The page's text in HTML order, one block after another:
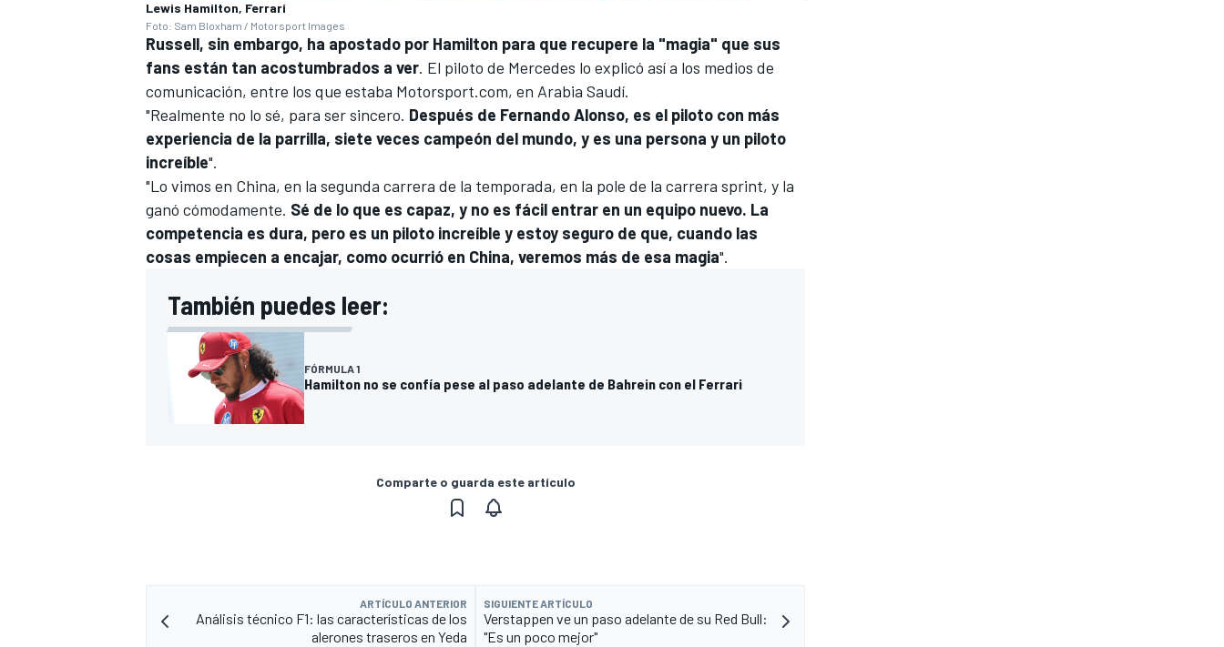
Lewis Hamilton, Ferrari
Foto: Sam Bloxham / Motorsport Images
Russell, sin embargo, ha apostado por Hamilton para que recupere la "magia" que sus
fans están tan acostumbrados a ver. El piloto de Mercedes lo explicó así a los medios de
comunicación, entre los que estaba Motorsport.com, en Arabia Saudí.
"Realmente no lo sé, para ser sincero. Después de Fernando Alonso, es el piloto con más
experiencia de la parrilla, siete veces campeón del mundo, y es una persona y un piloto
increíble".
"Lo vimos en China, en la segunda carrera de la temporada, en la pole de la carrera sprint, y la
ganó cómodamente. Sé de lo que es capaz, y no es fácil entrar en un equipo nuevo. La
competencia es dura, pero es un piloto increíble y estoy seguro de que, cuando las
cosas empiecen a encajar, como ocurrió en China, veremos más de esa magia".
También puedes leer:
FÓRMULA 1
Hamilton no se confía pese al paso adelante de Bahrein con el Ferrari
Comparte o guarda este artículo
ARTÍCULO ANTERIOR
Análisis técnico F1: las características de los
alerones traseros en Yeda
SIGUIENTE ARTÍCULO
Verstappen ve un paso adelante de su Red Bull:
"Es un poco mejor"